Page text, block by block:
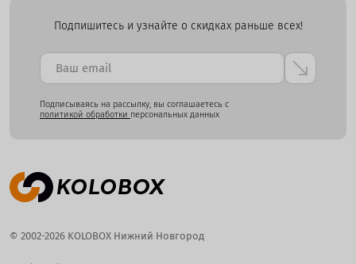
Подпишитесь и узнайте о скидках раньше всех!
Подписываясь на рассылку, вы соглашаетесь с
политикой обработки персональных данных
© 2002-2026 KOLOBOX Нижний Новгород